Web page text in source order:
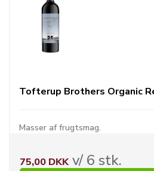
Tofterup Brothers Organic
Masser af frugtsmag.
75,00 DKKv/ 6 stk.